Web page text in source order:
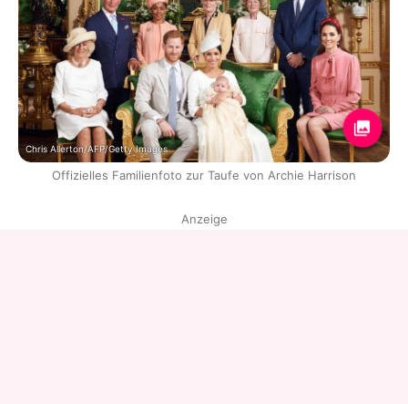
Chris Allerton/AFP/Getty Images
Offizielles Familienfoto zur Taufe von Archie Harrison
Anzeige